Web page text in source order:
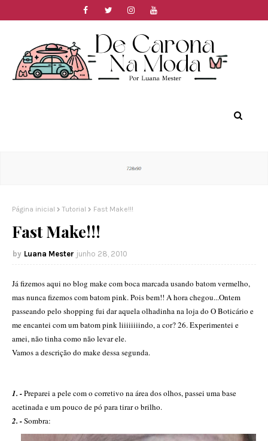
Página inicial Tutorial Fast Make!!!
Fast Make!!!
Luana Mester junho 28, 2010
Já fizemos aqui no blog make com boca marcada usando batom vermelho,
mas nunca fizemos com batom pink. Pois bem!! A hora chegou...Ontem
passeando pelo shopping fui dar aquela olhadinha na loja do O Boticário e
me encantei com um batom pink liiiiiiiindo, a cor? 26. Experimentei e
amei, não tinha como não levar ele.
Vamos a descrição do make dessa segunda.
1. -Preparei a pele com o corretivo na área dos olhos, passei uma base
acetinada e um pouco de pó para tirar o brilho.
2. -Sombra: